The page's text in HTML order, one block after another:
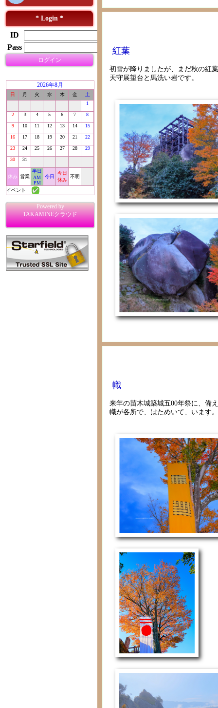
* Login *
ID
Pass
ログイン
2026年8月
日 月 火 水 木 金
土
1
2 3 4 5 6 7 8
9 10 11 12 13 14 15
16 17 18 19 20 21 22
23 24 25 26 27 28 29
30 31
休み 営業
半日
AM
PM
今日
今日
休み
不明
イベント
Powered by
TAKAMINEクラウド
紅葉
初雪が降りましたが、まだ秋の紅
天守展望台と馬洗い岩です。
幟
来年の苗木城築城五00年祭に、備
幟が各所で、はためいて、います。